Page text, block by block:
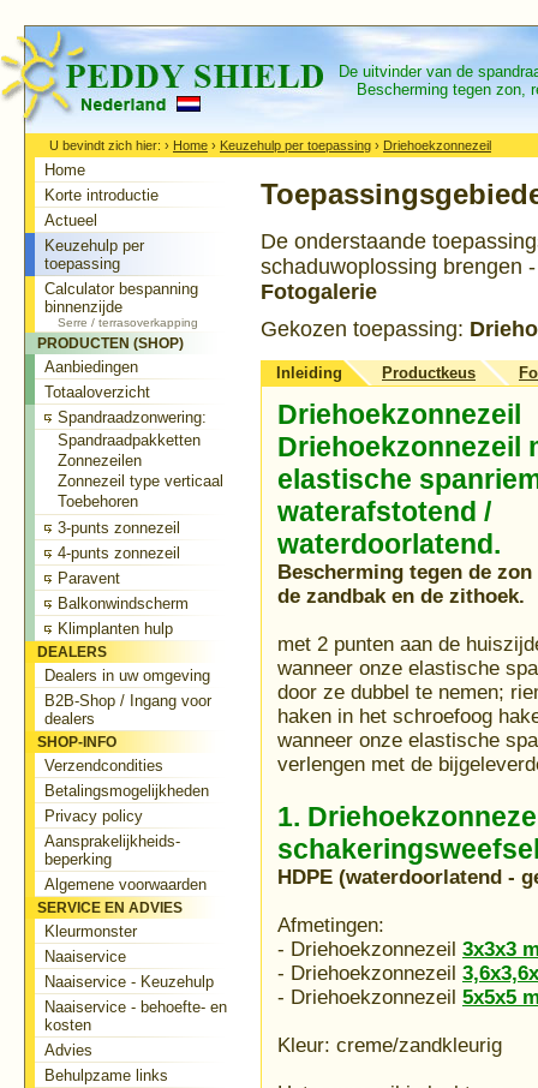
De uitvinder van de
Bescherming tegen zon,
U bevindt zich hier: › Home › Keuzehulp per toepassing › Driehoekzonnezeil
De onderstaande
schaduwoplossing brengen
Fotogalerie
Gekozen toepassing:
Inleiding Productkeus
Driehoekzonnezeil
Driehoekzonnezeil
elastische
waterafstotend /
waterdoorlatend.
Bescherming tegen de
de zandbak en de zithoek.
met 2 punten aan de
wanneer onze elastische
door ze dubbel te nemen;
haken in het schroefoog
wanneer onze elastische
verlengen met de
1.
HDPE (waterdoorlatend -
Afmetingen:
- Driehoekzonnezeil 3x3x3
- Driehoekzonnezeil
- Driehoekzonnezeil 5x5x5
Kleur: creme/zandkleurig
Home
Korte introductie
Actueel
Keuzehulp per
toepassing
Calculator bespanning
binnenzijde
Serre / terrasoverkapping
PRODUCTEN (SHOP)
Aanbiedingen
Totaaloverzicht
Spandraadzonwering:
Spandraadpakketten
Zonnezeilen
Zonnezeil type verticaal
Toebehoren
3-punts zonnezeil
4-punts zonnezeil
Paravent
Balkonwindscherm
Klimplanten hulp
DEALERS
Dealers in uw omgeving
B2B-Shop / Ingang voor
dealers
SHOP-INFO
Verzendcondities
Betalingsmogelijkheden
Privacy policy
Aansprakelijkheids-
beperking
Algemene voorwaarden
SERVICE EN ADVIES
Kleurmonster
Naaiservice
Naaiservice - Keuzehulp
Naaiservice - behoefte- en
kosten
Advies
Behulpzame links